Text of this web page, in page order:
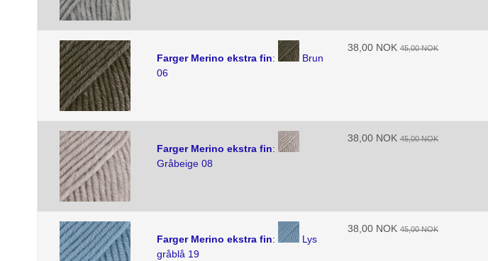
Farger Merino ekstra fin:
Brun
06
38,00 NOK 45,00 NOK
Farger Merino ekstra fin:
Gråbeige 08
38,00 NOK 45,00 NOK
Farger Merino ekstra fin:
Lys
gråblå 19
38,00 NOK 45,00 NOK